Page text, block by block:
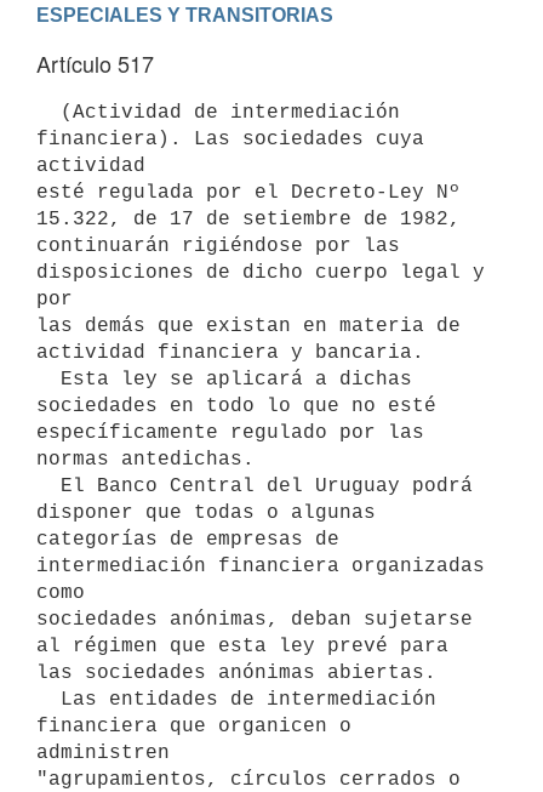
ESPECIALES Y TRANSITORIAS
Artículo 517
financiera). Las sociedades cuya
actividad
esté regulada por el Decreto-Ley Nº
15.322, de 17 de setiembre de 1982,
continuarán rigiéndose por las
disposiciones de dicho cuerpo legal y
por
las demás que existan en materia de
actividad financiera y bancaria.
sociedades en todo lo que no esté
específicamente regulado por las
normas antedichas.
disponer que todas o algunas
categorías de empresas de
intermediación financiera organizadas
como
sociedades anónimas, deban sujetarse
al régimen que esta ley prevé para
las sociedades anónimas abiertas.
financiera que organicen o
administren
"agrupamientos, círculos cerrados o